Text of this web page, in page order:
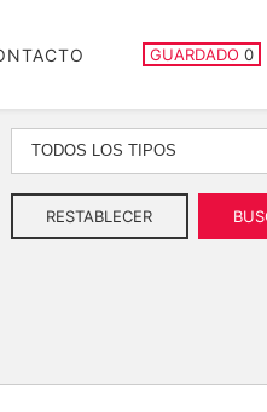
GUARDADO 0
PROPIEDADES
TODOS LOS TIPOS
RESTABLECER